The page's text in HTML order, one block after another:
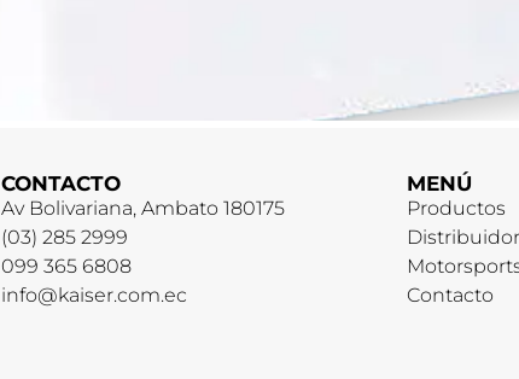
CONTACTO
Av Bolivariana, Ambato 180175
(03) 285 2999
099 365 6808
info@kaiser.com.ec
MENÚ
Productos
Contacto